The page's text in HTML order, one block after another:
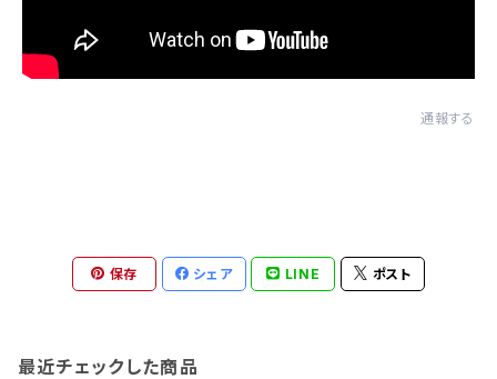
通報する
保存 シェア LINE ポスト
最近チェックした商品